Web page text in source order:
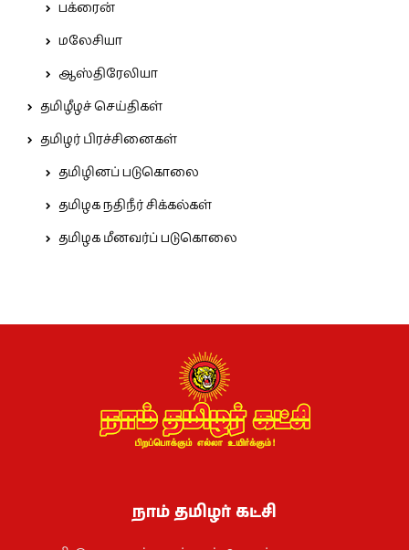
பக்ரைன்
மலேசியா
ஆஸ்திரேலியா
தமிழீழச் செய்திகள்
தமிழர் பிரச்சினைகள்
தமிழினப் படுகொலை
தமிழக நதிநீர் சிக்கல்கள்
தமிழக மீனவர்ப் படுகொலை
நாம் தமிழர் கட்சி